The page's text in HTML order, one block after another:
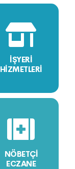
İŞYERİ
HİZMETLERİ
NÖBETÇİ
ECZANE